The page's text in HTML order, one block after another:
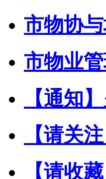
市物协
市物业
【通知
【请关
【请收